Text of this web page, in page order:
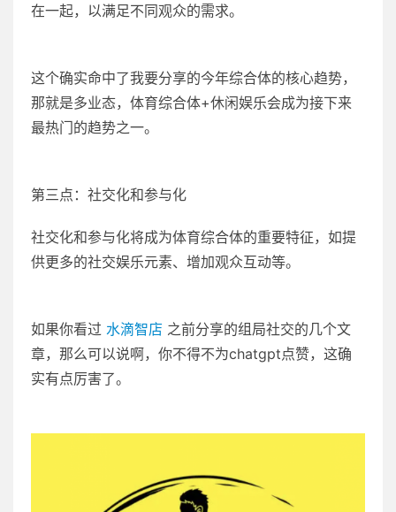
在一起，以满足不同观众的需求。
这个确实命中了我要分享的今年综合体的核心趋势，
那就是多业态，体育综合体+休闲娱乐会成为接下来
最热门的趋势之一。
第三点：社交化和参与化
社交化和参与化将成为体育综合体的重要特征，如提
供更多的社交娱乐元素、增加观众互动等。
如果你看过 水滴智店 之前分享的组局社交的几个文
章，那么可以说啊，你不得不为chatgpt点赞，这确
实有点厉害了。